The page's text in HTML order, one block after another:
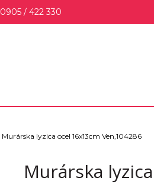
0905 / 422 330
Murárska lyzica ocel 16x13cm Ven,104286
Murárska